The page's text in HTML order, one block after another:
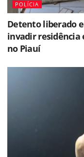
POLÍCIA
Detento liberado
invadir residência
no Piauí